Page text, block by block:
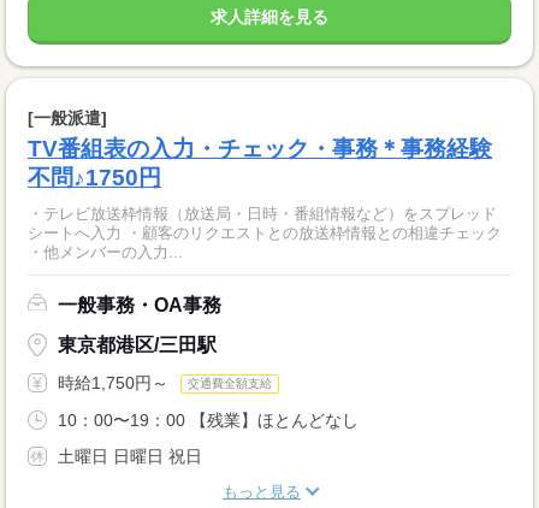
求人詳細を見る
[一般派遣]
TV番組表の入力・チェック・事務＊事務経験
不問♪1750円
・テレビ放送枠情報（放送局・日時・番組情報など）をスプレッド
シートへ入力 ・顧客のリクエストとの放送枠情報との相違チェック
・他メンバーの入力...
一般事務・OA事務
東京都港区/三田駅
時給1,750円～ 交通費全額支給
10：00〜19：00 【残業】ほとんどなし
土曜日 日曜日 祝日
もっと見る